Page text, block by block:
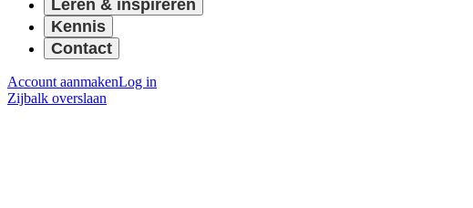
Leren & inspireren
Kennis
Contact
Account aanmakenLog in
Zijbalk overslaan